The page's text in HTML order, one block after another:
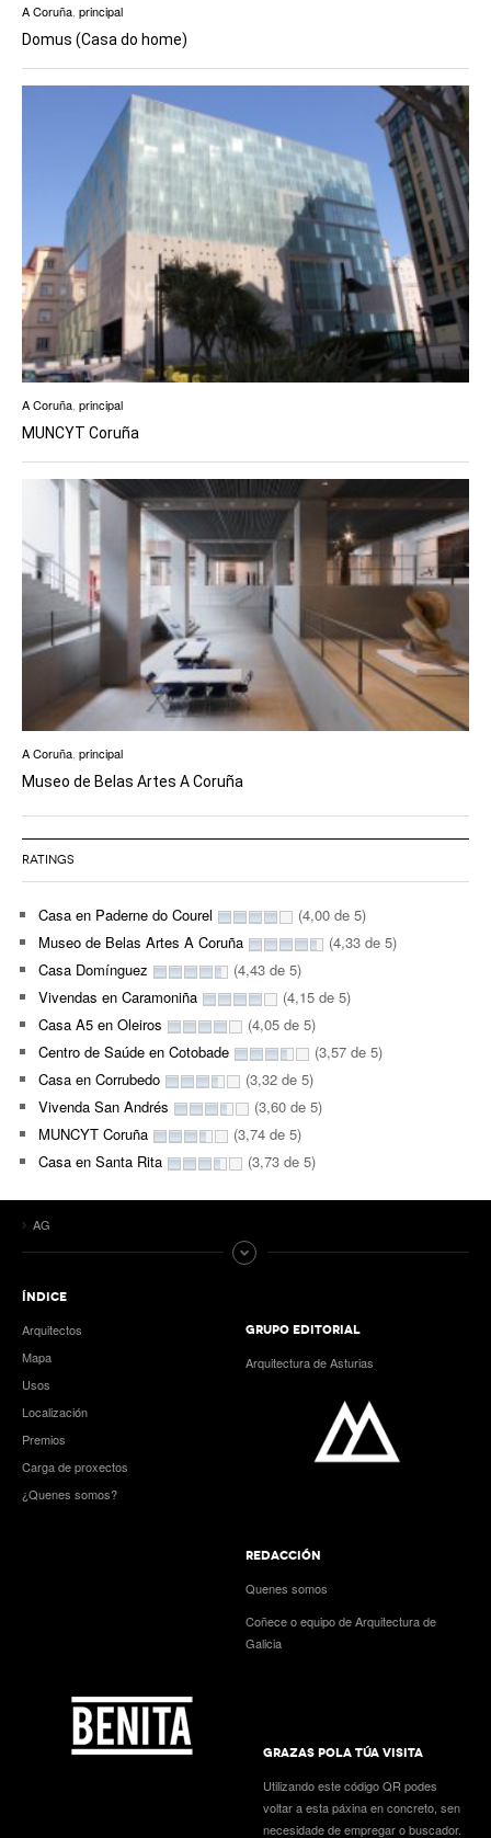
A Coruña principal
Domus (Casa do home)
A Coruña principal
MUNCYT Coruña
A Coruña principal
Museo de Belas Artes A Coruña
RATINGS
Casa en Paderne do Courel
(4,00 de 5)
Museo de Belas Artes A Coruña
(4,33 de 5)
Casa Domínguez
(4,43 de 5)
Vivendas en Caramoniña
(4,15 de 5)
Casa A5 en Oleiros
(4,05 de 5)
Centro de Saúde en Cotobade
(3,57 de 5)
Casa en Corrubedo
(3,32 de 5)
Vivenda San Andrés
(3,60 de 5)
MUNCYT Coruña
(3,74 de 5)
Casa en Santa Rita
(3,73 de 5)
AG
ÍNDICE
Arquitectos
Mapa
Usos
Localización
Premios
Carga de proxectos
¿Quenes somos?
GRUPO EDITORIAL
Arquitectura de Asturias
REDACCIÓN
Quenes somos
Coñece o equipo de Arquitectura de
Galicia
GRAZAS POLA TÚA VISITA
Utilizando este código QR podes
voltar a esta páxina en concreto, sen
necesidade de empregar o buscador.